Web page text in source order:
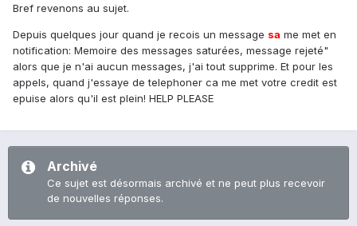
Bref revenons au sujet.
Depuis quelques jour quand je recois un message sa me met en
notification: Memoire des messages saturées, message rejeté"
alors que je n'ai aucun messages, j'ai tout supprime. Et pour les
appels, quand j'essaye de telephoner ca me met votre credit est
epuise alors qu'il est plein! HELP PLEASE
Archivé
Ce sujet est désormais archivé et ne peut plus recevoir
de nouvelles réponses.